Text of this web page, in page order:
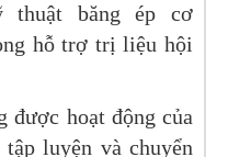
thuật băng ép cơ
hỗ trợ trị liệu hội
được hoạt động của
luyện và chuyển